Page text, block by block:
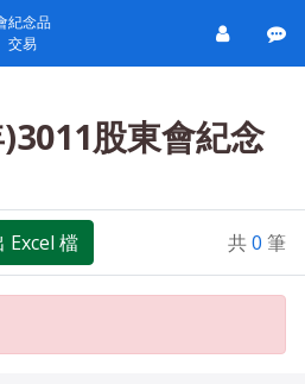
紀念品
交易
股東會紀念
Excel 檔 共0 筆